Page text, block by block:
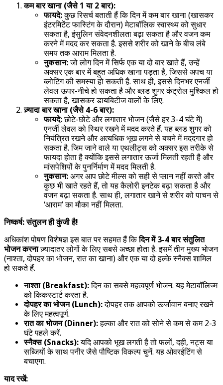
कम बार खाना (जैसे 1 या 2 बार):
फायदे:कुछ रिसर्च बताती हैं कि दिन में कम बार खाना (खासकर
इंटरमिटेंट फास्टिंग के दौरान) मेटाबॉलिक स्वास्थ्य को सुधार
सकता है, इंसुलिन संवेदनशीलता बढ़ा सकता है और वजन कम
करने में मदद कर सकता है. इससे शरीर को खाने के बीच लंबे
समय तक आराम मिलता है.
नुकसान:जो लोग दिन में सिर्फ एक या दो बार खाते हैं, उन्हें
अक्सर एक बार में बहुत अधिक खाना पड़ता है, जिससे अपच या
ब्लोटिंग की समस्या हो सकती है. साथ ही, इससे दिनभर एनर्जी
लेवल ऊपर-नीचे हो सकता है और ब्लड शुगर कंट्रोल मुश्किल हो
सकता है, खासकर डायबिटीज वालों के लिए.
ज़्यादा बार खाना (जैसे 4-6 बार):
फायदे:छोटे-छोटे और लगातार भोजन (जैसे हर 3-4 घंटे में)
एनर्जी लेवल को स्थिर रखने में मदद करते हैं. यह ब्लड शुगर को
नियंत्रित रखने और अत्यधिक भूख लगने से बचने में मददगार हो
सकता है. जिम जाने वाले या एथलीट्स को अक्सर इस तरीके से
फायदा होता है क्योंकि इससे लगातार ऊर्जा मिलती रहती है और
मांसपेशियों के पुनर्निर्माण में मदद मिलती है.
नुकसान: अगर आप छोटे मील्स को सही से प्लान नहीं करते और
कुछ भी खाते रहते हैं, तो यह कैलोरी इनटेक बढ़ा सकता है और
वजन बढ़ा सकता है. साथ ही, लगातार खाने से शरीर को पाचन से
‘आराम’ का मौका नहीं मिलता.
निष्कर्ष: संतुलन ही कुंजी है!
अधिकांश पोषण विशेषज्ञ इस बात पर सहमत हैं किदिन में 3-4 बार संतुलित
भोजन करनाज़्यादातर लोगों के लिए सबसे अच्छा होता है. इसमें तीन मुख्य भोजन
(नाश्ता, दोपहर का भोजन, रात का खाना) और एक या दो हल्के स्नैक्स शामिल
हो सकते हैं.
नाश्ता (Breakfast):दिन का सबसे महत्वपूर्ण भोजन. यह मेटाबॉलिज्म
को किकस्टार्ट करता है.
दोपहर का भोजन (Lunch):दोपहर तक आपको ऊर्जावान बनाए रखने
के लिए महत्वपूर्ण.
रात का भोजन (Dinner):हल्का और रात को सोने से कम से कम 2-3
घंटे पहले करें.
स्नैक्स (Snacks):यदि आपको भूख लगती है तो फलों, दही, नट्स या
सब्जियों के साथ पनीर जैसे पौष्टिक विकल्प चुनें. यह ओवरईटिंग से
बचाएगा.
याद रखें: